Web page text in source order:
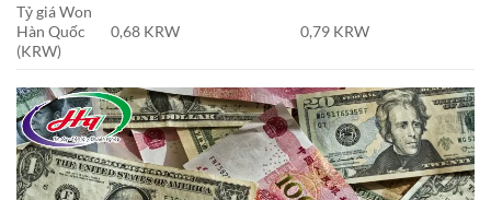
Tỷ giá Won
Hàn Quốc
(KRW)
0,68 KRW 0,79 KRW